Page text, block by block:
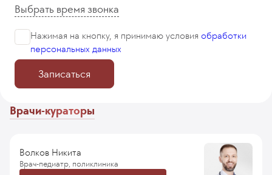
Выбрать время звонка
Нажимая на кнопку, я принимаю условия обработки
персональных данных
Записаться
Врачи-кураторы
Волков Никита
Врач-педиатр, поликлиника